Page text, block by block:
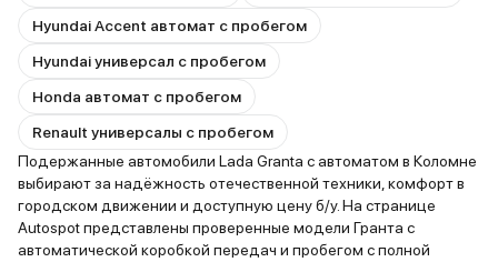
Hyundai Accent автомат с пробегом
Hyundai универсал с пробегом
Honda автомат с пробегом
Renault универсалы с пробегом
Подержанные автомобили Lada Granta с автоматом в Коломне
выбирают за надёжность отечественной техники, комфорт в
городском движении и доступную цену б/у. На странице
Autospot представлены проверенные модели Гранта с
автоматической коробкой передач и пробегом с полной